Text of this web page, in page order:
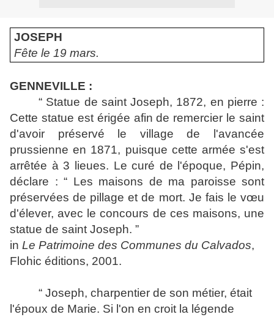
JOSEPH
Fête le 19 mars.
GENNEVILLE :
“ Statue de saint Joseph, 1872, en pierre :
Cette statue est érigée afin de remercier le saint
d'avoir préservé le village de l'avancée
prussienne en 1871, puisque cette armée s'est
arrêtée à 3 lieues. Le curé de l'époque, Pépin,
déclare : “ Les maisons de ma paroisse sont
préservées de pillage et de mort. Je fais le vœu
d'élever, avec le concours de ces maisons, une
statue de saint Joseph. ”
in Le Patrimoine des Communes du Calvados,
Flohic éditions, 2001.
“ Joseph, charpentier de son métier, était
l'époux de Marie. Si l'on en croit la légende